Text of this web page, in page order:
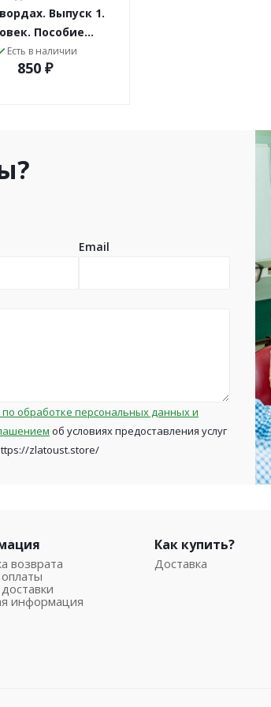
Выпуск 1.
Пособие…
Есть в наличии
850 ₽
Email
обработке персональных данных и
об условиях предоставления услуг
zlatoust.store/
возврата
информация
Как купить?
Доставка